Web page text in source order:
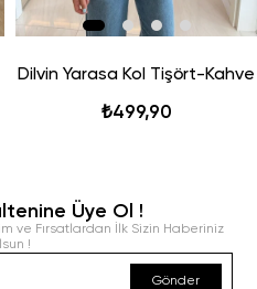
Dilvin Yarasa Kol Tişört-Kahve
₺499,90
Üye Ol !
ve Fırsatlardan İlk Sizin Haberiniz
!
Gönder